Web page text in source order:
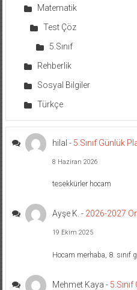
Matematik
Test Çöz
5.Sınıf
Rehberlik
Sosyal Bilgiler
Türkçe
hilal - 5.Sınıf Günlük
8 Haziran 2026
tesekkürler hocam
Ayşe K. - 2026-2027
19 Ekim 2025
Hocam merhaba, 8. sınıf
Mehmet Kaya -